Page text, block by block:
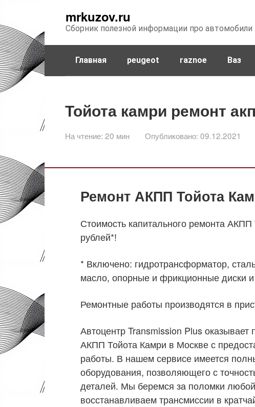
контенту
mrkuzov.ru
Сборник полезной информации про автомобили
Главная peugeot raznoe Ваз
Тойота камри ремонт
На чтение: 20 мин Опубликовано: 09.12.2021
Ремонт АКПП Тойота
Стоимость капитального ремонта
рублей*!
* Включено: гидротрансформатор,
масло, опорные и фрикционные диски
Ремонтные работы производятся в
Автоцентр Transmission Plus
АКПП Тойота Камри в Москве с
работы. В нашем сервисе имеется
оборудования, позволяющего с
деталей. Мы беремся за поломки
восстанавливаем трансмиссии в